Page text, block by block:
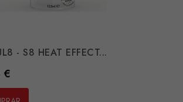
- S8 HEAT EFFECT...
€